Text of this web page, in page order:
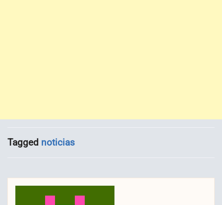
Tagged noticias